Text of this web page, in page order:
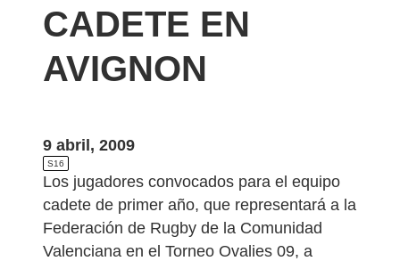
CADETE EN
AVIGNON
9 abril, 2009
S16
Los jugadores convocados para el equipo
cadete de primer año, que representará a la
Federación de Rugby de la Comunidad
Valenciana en el Torneo Ovalies 09, a